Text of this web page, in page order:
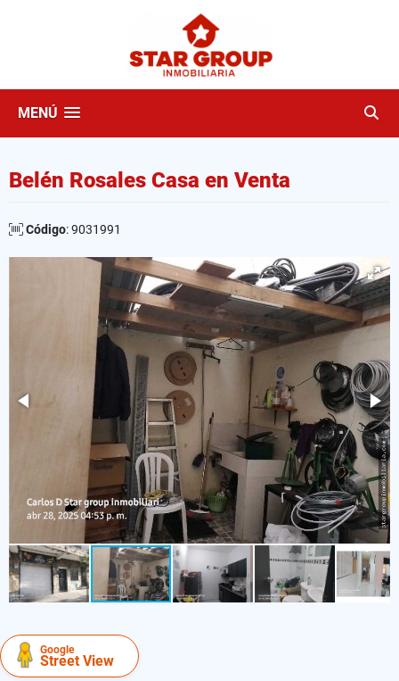
MENÚ
Belén Rosales Casa en Venta
Código: 9031991
Google
Street View